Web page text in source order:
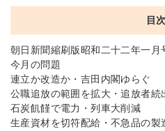
目次
朝日新聞縮刷版昭和二十二年一月
今月の問題
連立か改造か・吉田内閣ゆらぐ
公職追放の範囲を拡大・追放者続
石炭飢饉で電力・列車大削減
生産資材を切符配給・不急品の製